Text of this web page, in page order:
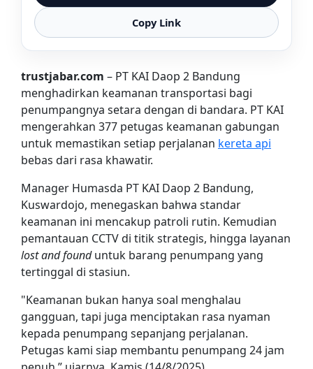
Copy Link
trustjabar.com – PT KAI Daop 2 Bandung
menghadirkan keamanan transportasi bagi
penumpangnya setara dengan di bandara. PT KAI
mengerahkan 377 petugas keamanan gabungan
untuk memastikan setiap perjalanan kereta api
bebas dari rasa khawatir.
Manager Humasda PT KAI Daop 2 Bandung,
Kuswardojo, menegaskan bahwa standar
keamanan ini mencakup patroli rutin. Kemudian
pemantauan CCTV di titik strategis, hingga layanan
lost and founduntuk barang penumpang yang
tertinggal di stasiun.
"Keamanan bukan hanya soal menghalau
gangguan, tapi juga menciptakan rasa nyaman
kepada penumpang sepanjang perjalanan.
Petugas kami siap membantu penumpang 24 jam